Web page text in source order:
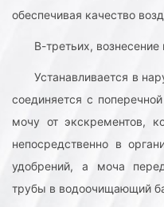
обеспечивая качество
В-третьих, вознесение
Устанавливается в
соединяется с
мочу от экскрементов,
непосредственно в
удобрений, а моча
трубы в водоочищающий